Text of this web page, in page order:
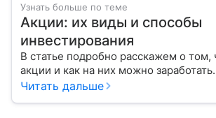
Узнать больше по теме
Акции: их виды и способы
инвестирования
В статье подробно расскажем о том,
акции и как на них можно
Читать дальше